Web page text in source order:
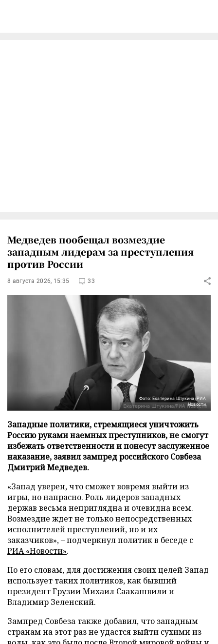
Медведев пообещал возмездие
западным лидерам за преступления
против России
8 августа 2026, 15:35 33
Фото: Екатерина Штукина/РИА
Новости
Западные политики, стремящиеся уничтожить
Россию руками наемных преступников, не смогут
избежать ответственности и понесут заслуженное
наказание, заявил зампред российского Совбеза
Дмитрий Медведев.
«Запад уверен, что сможет вовремя выйти из
игры, но напрасно. Роль лидеров западных
держав весьма неприглядна и очевидна всем.
Возмездие ждет не только непосредственных
исполнителей преступлений, но и их
заказчиков», – подчеркнул политик в беседе с
РИА «Новости».
По его словам, для достижения своих целей Запад
использует таких политиков, как бывший
президент Грузии Михаил Саакашвили и
Владимир Зеленский.
Зампред Совбеза также добавил, что западным
странам на этот раз не удастся выйти сухими из